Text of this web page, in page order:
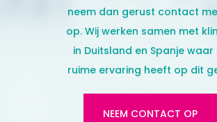
neem dan gerust contact
op. Wij werken samen met
in Duitsland en Spanje waar
ruime ervaring heeft op dit
NEEM CONTACT OP